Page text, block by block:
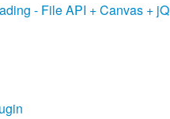
- File API + Canvas +